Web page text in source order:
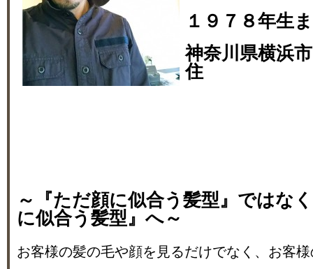
１９７８年生
神奈川県横浜
住
～『ただ顔に似合う髪型』ではな
に似合う髪型』へ～
お客様の髪の毛や顔を見るだけでなく、お客